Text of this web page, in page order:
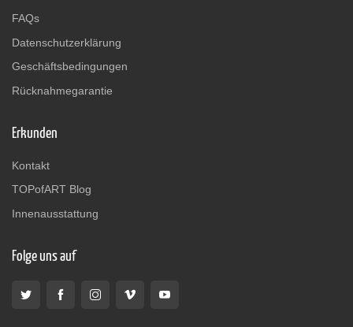
FAQs
Datenschutzerklärung
Geschäftsbedingungen
Rücknahmegarantie
Erkunden
Kontakt
TOPofART Blog
Innenausstattung
Folge uns auf